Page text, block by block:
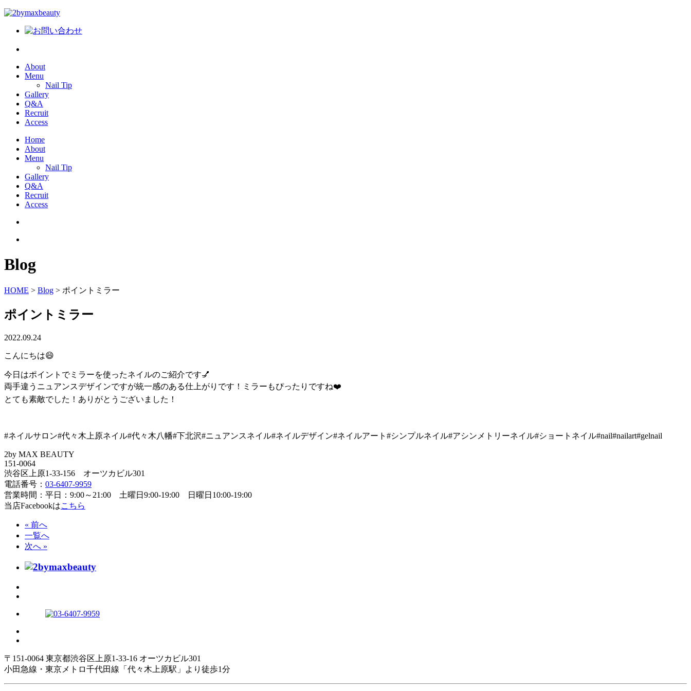
About
Menu
Nail Tip
Gallery
Q&A
Recruit
Access
Home
About
Menu
Nail Tip
Gallery
Q&A
Recruit
Access
Blog
HOME > Blog > ポイントミラー
ポイントミラー
2022.09.24
こんにちは😄
今日はポイントでミラーを使ったネイルのご紹介です💅
両手違うニュアンスデザインですが統一感のある仕上がりです！ミラーもぴったりですね❤️
とても素敵でした！ありがとうございました！
#ネイルサロン#代々木上原ネイル#代々木八幡#下北沢#ニュアンスネイル#ネイルデザイン#ネイルアート#シンプルネイル#アシンメトリーネイル#ショートネイル#nail#nailart#gelnail
2by MAX BEAUTY
151-0064
渋谷区上原1-33-156 オーツカビル301
電話番号： 03-6407-9959
営業時間：平日：9:00～21:00 土曜日9:00-19:00 日曜日10:00-19:00
当店Facebookはこちら
« 前へ
一覧へ
次へ »
〒151-0064 東京都渋谷区上原1-33-16 オーツカビル301
小田急線・東京メトロ千代田線「代々木上原駅」より徒歩1分